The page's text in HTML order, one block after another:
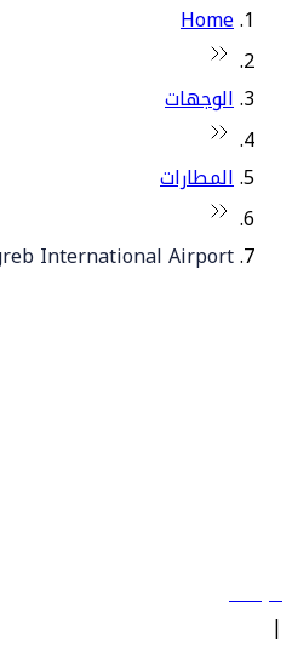
Home
الوجهات
المطارات
International Airport
سياساتنا
|